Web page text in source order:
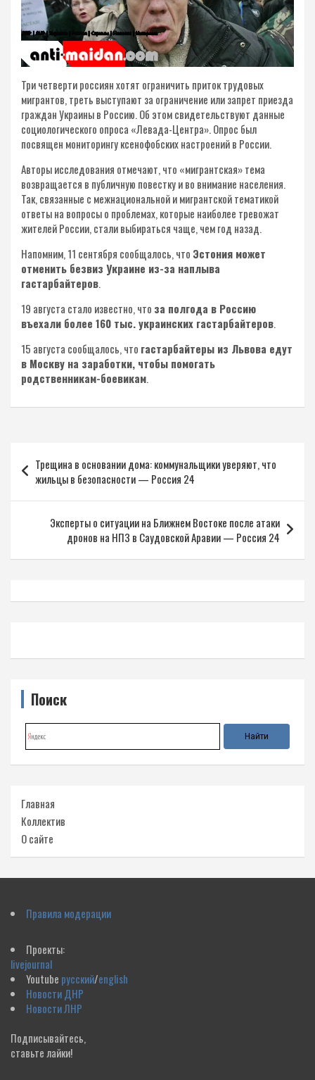
Три четверти россиян хотят ограничить приток трудовых
мигрантов, треть выступают за ограничение или запрет приезда
граждан Украины в Россию. Об этом свидетельствуют данные
социологического опроса «Левада-Центра». Опрос был
посвящен мониторингу ксенофобских настроений в России.
Авторы исследования отмечают, что «мигрантская» тема
возвращается в публичную повестку и во внимание населения.
Так, связанные с межнациональной и мигрантской тематикой
ответы на вопросы о проблемах, которые наиболее тревожат
жителей России, стали выбираться чаще, чем год назад.
Напомним, 11 сентября сообщалось, что Эстония может
отменить безвиз Украине из-за наплыва
гастарбайтеров.
19 августа стало известно, что за полгода в Россию
въехали более 160 тыс. украинских гастарбайтеров.
15 августа сообщалось, что гастарбайтеры из Львова едут
в Москву на заработки, чтобы помогать
родственникам-боевикам.
по
записям
Трещина в основании дома: коммунальщики уверяют, что
жильцы в безопасности — Россия 24
Эксперты о ситуации на Ближнем Востоке после атаки
дронов на НПЗ в Саудовской Аравии — Россия 24
Поиск
Главная
Коллектив
О сайте
Правила модерации
Проекты:
livejournal
Youtube русский/english
Новости ДНР
Новости ЛНР
Подписывайтесь,
ставьте лайки!